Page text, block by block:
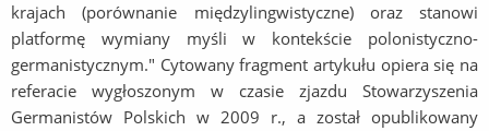
krajach (porównanie międzylingwistyczne) oraz stanowi
platformę wymiany myśli w kontekście polonistyczno-
germanistycznym." Cytowany fragment artykułu opiera się na
referacie wygłoszonym w czasie zjazdu Stowarzyszenia
Germanistów Polskich w 2009 r., a został opublikowany